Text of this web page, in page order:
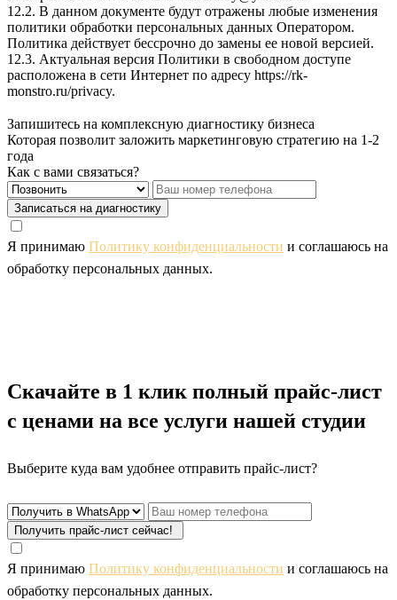
12.2. В данном документе будут отражены любые изменения
политики обработки персональных данных Оператором.
Политика действует бессрочно до замены ее новой версией.
12.3. Актуальная версия Политики в свободном доступе
расположена в сети Интернет по адресу https://rk-
monstro.ru/privacy.
Запишитесь на комплексную диагностику бизнеса
Которая позволит заложить маркетинговую стратегию на 1-2
года
Как с вами связаться?
Записаться на диагностику
Я принимаю Политику конфиденциальности и соглашаюсь на
обработку персональных данных.
Скачайте в 1 клик полный прайс-лист
с ценами на все услуги нашей студии
Выберите куда вам удобнее отправить прайс-лист?
Получить прайс-лист сейчас!
Я принимаю Политику конфиденциальности и соглашаюсь на
обработку персональных данных.